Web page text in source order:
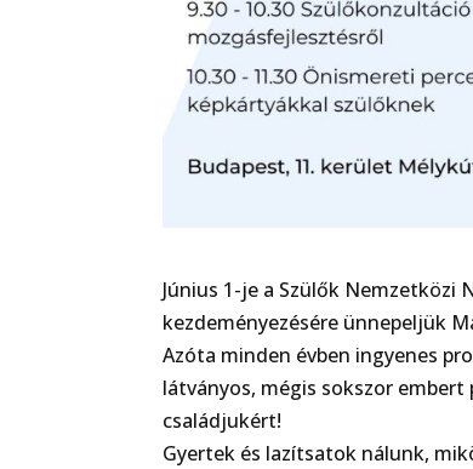
Június 1-je a Szülők Nemzetközi
kezdeményezésére ünnepeljük
Azóta minden évben ingyenes
látványos, mégis sokszor
családjukért!
Gyertek és lazítsatok nálunk,